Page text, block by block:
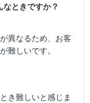
ときですか？
異なるため、お客
難しいです。
き難しいと感じま